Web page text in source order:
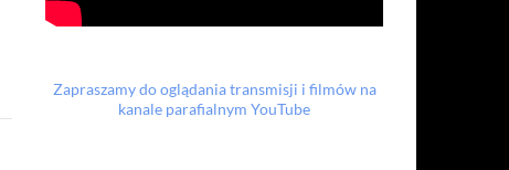
Zapraszamy do oglądania transmisji i filmów na
kanale parafialnym YouTube